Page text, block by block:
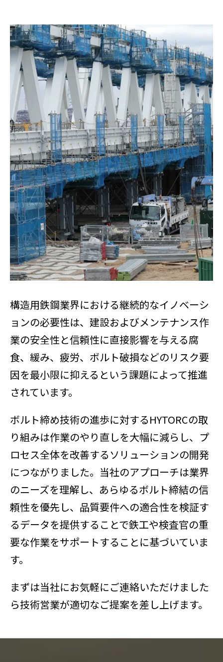
構造用鉄鋼業界における継続的なイノベーシ
ョンの必要性は、建設およびメンテナンス作
業の安全性と信頼性に直接影響を与える腐
食、緩み、疲労、ボルト破損などのリスク要
因を最小限に抑えるという課題によって推進
されています。
ボルト締め技術の進歩に対するHYTORCの取
り組みは作業のやり直しを大幅に減らし、プ
ロセス全体を改善するソリューションの開発
につながりました。当社のアプローチは業界
のニーズを理解し、あらゆるボルト締結の信
頼性を優先し、品質要件への適合性を検証す
るデータを提供することで鉄工や検査官の重
要な作業をサポートすることに基づいていま
す。
まずは当社にお気軽にご連絡いただけました
ら技術営業が適切なご提案を差し上げます。